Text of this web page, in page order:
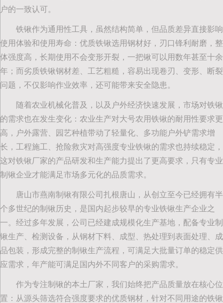
户的一致认可。
铁锹作为通用性工具，虽然结构简单，但品质差异直接影响
使用体验和使用寿命：优质铁锹选用钢材好，刃口锋利耐磨，整
体强度高，长期使用不会变形开裂，一把锹可以用数年甚至十余
年；而劣质铁锹钢材差、工艺粗糙，容易出现卷刃、变形、断裂
问题，不仅影响作业效率，还可能带来安全隐患。
随着农业机械化普及，以及户外经济快速发展，市场对铁锹
的需求也在发生变化：农业生产对大号农用铁锹的耐用性要求更
高，户外露营、园艺种植带动了轻量化、多功能户外铲需求增
长，工程施工、抢险救灾对高强度专业铁锹的需求也持续稳定，
这对铁锹厂家的产品研发和生产能力提出了更高要求，只有专业
制锹企业才能满足市场多元化的品质需求。
唐山市燕南制锹有限公司扎根唐山，从创立至今已经拥有半
个多世纪的制锹历史，是国内起步较早的专业铁锹生产企业之
一。经过多年发展，公司已经建成规模化生产基地，配备专业制
锹生产、检测设备，从钢材下料、成型、热处理到表面处理、成
品包装，形成完整的制锹生产流程，可满足大批量订单的稳定供
应需求，年产能可满足国内外不同客户的采购需求。
作为专注制锹的本土厂家，我们始终把产品质量放在核心位
置：从源头筛选符合强度要求的优质钢材，针对不同用途的铁锹